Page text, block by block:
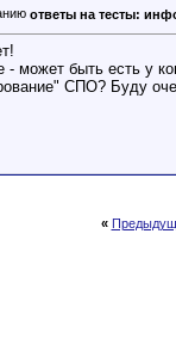
ответы на тесты:
- может быть есть у
СПО? Буду
«